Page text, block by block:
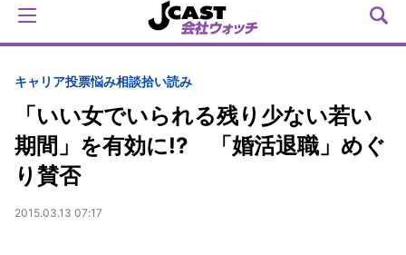
キャリア投票悩み相談拾い読み
「いい女でいられる残り少ない若い
期間」を有効に!? 「婚活退職」めぐ
り賛否
2015.03.13 07:17